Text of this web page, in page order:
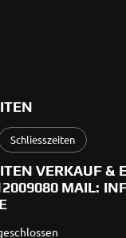
Schliesszeiten
VERKAUF &
MAIL: